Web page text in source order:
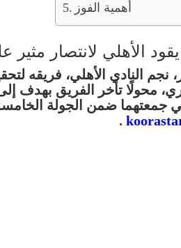
أهمية الفوز
الأهلي لانتصار مثير
نجم النادي الأهلي، فريقه
محولًا تأخر الفريق بهدف
جمعتهما ضمن الجولة
.